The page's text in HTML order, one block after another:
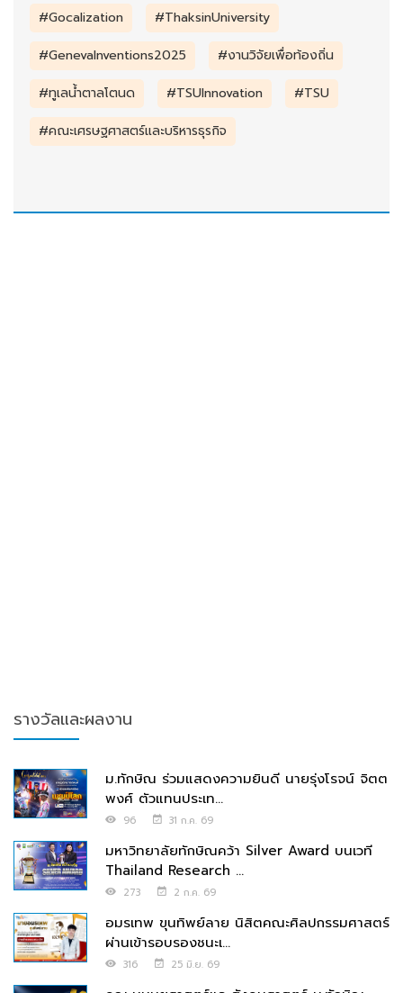
#Gocalization
#ThaksinUniversity
#GenevaInventions2025
#งานวิจัยเพื่อท้องถิ่น
#ทูเลน้ำตาลโตนด
#TSUInnovation
#TSU
#คณะเศรษฐศาสตร์และบริหารธุรกิจ
รางวัลและผลงาน
ม.ทักษิณ ร่วมแสดงความยินดี นายรุ่งโรจน์ จิตต
พงศ์ ตัวแทนประเท...
96 31 ก.ค. 69
มหาวิทยาลัยทักษิณคว้า Silver Award บนเวที
Thailand Research ...
273 2 ก.ค. 69
อมรเทพ ขุนทิพย์ลาย นิสิตคณะศิลปกรรมศาสตร์
ผ่านเข้ารอบรองชนะเ...
316 25 มิ.ย. 69